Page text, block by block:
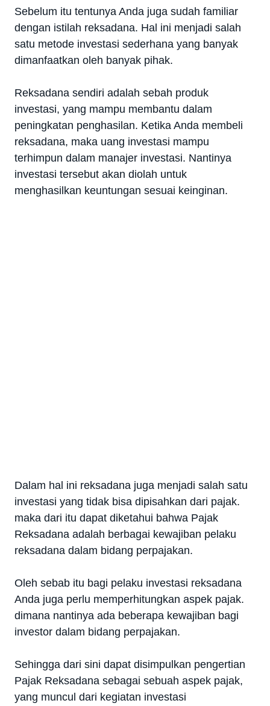
Sebelum itu tentunya Anda juga sudah familiar
dengan istilah reksadana. Hal ini menjadi salah
satu metode investasi sederhana yang banyak
dimanfaatkan oleh banyak pihak.
Reksadana sendiri adalah sebah produk
investasi, yang mampu membantu dalam
peningkatan penghasilan. Ketika Anda membeli
reksadana, maka uang investasi mampu
terhimpun dalam manajer investasi. Nantinya
investasi tersebut akan diolah untuk
menghasilkan keuntungan sesuai keinginan.
Dalam hal ini reksadana juga menjadi salah satu
investasi yang tidak bisa dipisahkan dari pajak.
maka dari itu dapat diketahui bahwa Pajak
Reksadana adalah berbagai kewajiban pelaku
reksadana dalam bidang perpajakan.
Oleh sebab itu bagi pelaku investasi reksadana
Anda juga perlu memperhitungkan aspek pajak.
dimana nantinya ada beberapa kewajiban bagi
investor dalam bidang perpajakan.
Sehingga dari sini dapat disimpulkan pengertian
Pajak Reksadana sebagai sebuah aspek pajak,
yang muncul dari kegiatan investasi